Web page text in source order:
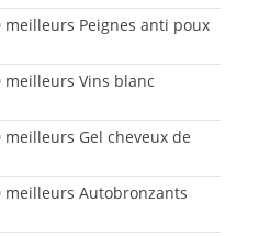
meilleurs Peignes anti poux
meilleurs Vins blanc
Gel cheveux de
meilleurs Autobronzants